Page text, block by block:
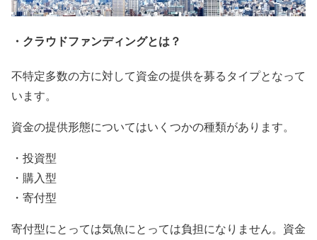
・クラウドファンディングとは？
不特定多数の方に対して資金の提供を募るタイプとなって
います。
資金の提供形態についてはいくつかの種類があります。
・投資型
・購入型
・寄付型
寄付型にとっては気魚にとっては負担になりません。資金